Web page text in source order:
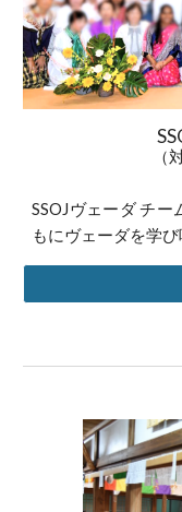
（
SSOJヴェーダ チ
もにヴェーダを学